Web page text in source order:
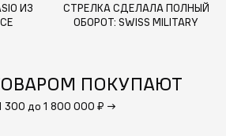
ИЗ
СТРЕЛКА СДЕЛАЛА ПОЛНЫЙ
ОБОРОТ: SWISS MILITARY
ПОКУПАЮТ
300 до 1 800 000 ₽ →